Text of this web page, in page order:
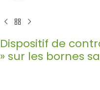
Dispositif de
» sur les bornes